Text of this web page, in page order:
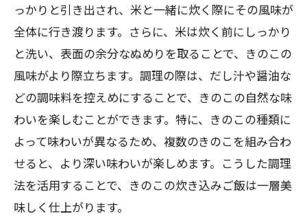
っかりと引き出され、米と一緒に炊く際にその風味が
全体に行き渡ります。さらに、米は炊く前にしっかり
と洗い、表面の余分なぬめりを取ることで、きのこの
風味がより際立ちます。調理の際は、だし汁や醤油な
どの調味料を控えめにすることで、きのこの自然な味
わいを楽しむことができます。特に、きのこの種類に
よって味わいが異なるため、複数のきのこを組み合わ
せると、より深い味わいが楽しめます。こうした調理
法を活用することで、きのこの炊き込みご飯は一層美
味しく仕上がります。